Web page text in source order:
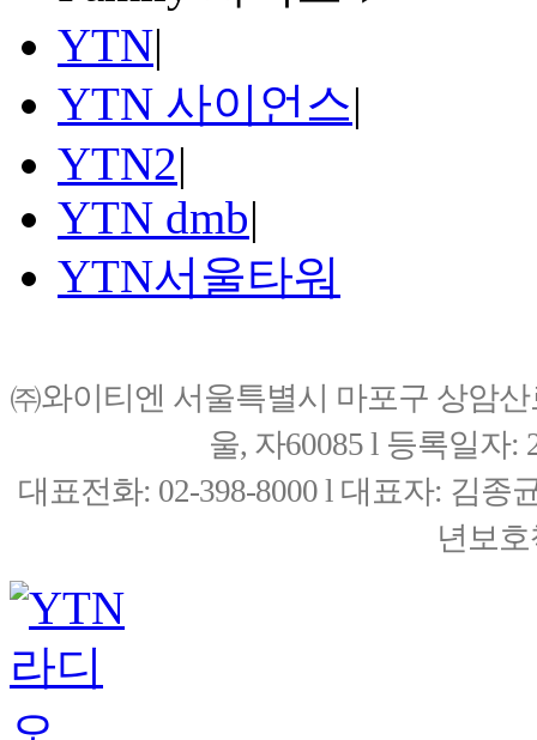
YTN|
YTN 사이언스|
YTN2|
YTN dmb|
YTN서울타워
㈜와이티엔 서울특별시 마포구 상암
울, 자60085 l 등록일자:
대표전화: 02-398-8000 l 대표자: 김종
년보